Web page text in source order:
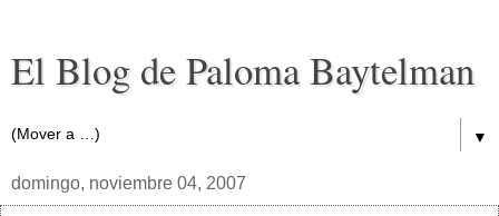
El Blog de Paloma Baytelman
▼
domingo, noviembre 04, 2007